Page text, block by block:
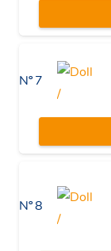
Nº 7
Nº 8